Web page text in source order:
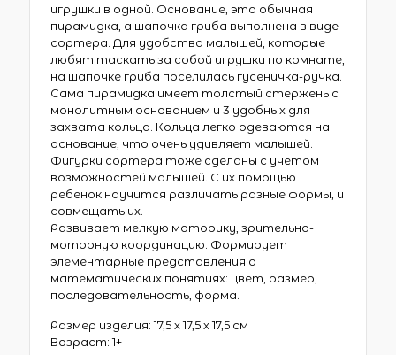
игрушки в одной. Основание, это обычная
пирамидка, а шапочка гриба выполнена в виде
сортера. Для удобства малышей, которые
любят таскать за собой игрушки по комнате,
на шапочке гриба поселилась гусеничка-ручка.
Сама пирамидка имеет толстый стержень с
монолитным основанием и 3 удобных для
захвата кольца. Кольца легко одеваются на
основание, что очень удивляет малышей.
Фигурки сортера тоже сделаны с учетом
возможностей малышей. С их помощью
ребенок научится различать разные формы, и
совмещать их.
Развивает мелкую моторику, зрительно-
моторную координацию. Формирует
элементарные представления о
математических понятиях: цвет, размер,
последовательность, форма.
Размер изделия: 17,5 х 17,5 х 17,5 см
Возраст: 1+